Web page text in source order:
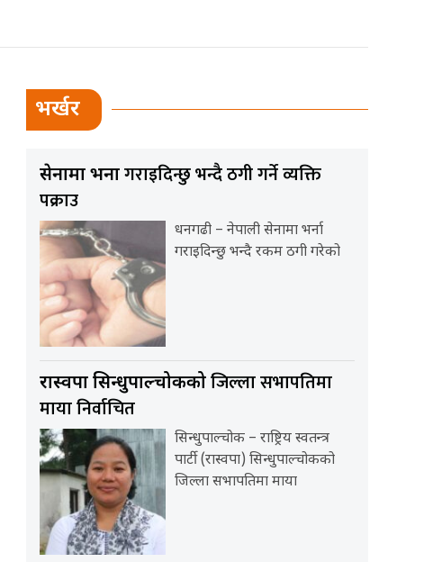
भर्खर
सेनामा भर्नागराइदिन्छु भन्दै ठगी गर्ने व्यक्ति
पक्राउ
धनगढी – नेपाली सेनामा भर्ना
गराइदिन्छु भन्दै रकम ठगी गरेको
रास्वपा सिन्धुपाल्चोककोजिल्ला सभापतिमा
माया निर्वाचित
सिन्धुपाल्चोक – राष्ट्रिय स्वतन्त्र
पार्टी (रास्वपा) सिन्धुपाल्चोकको
जिल्ला सभापतिमा माया